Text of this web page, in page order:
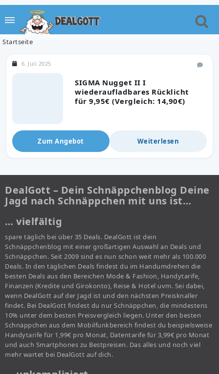
Startseite
SIGMA Nugget II I
wiederaufladbares Rücklicht
für 9,95€ (Vergleich: 14,90€)
6. Juli 2025
Zum Angebot Weiterlesen
DealGott – Dein Schnäppchenblog Deine
Jagd nach Schnäppchen mit uns ist…
… vielfältig
spare täglich bei über 35 Deals. DealGott ist dein
Schnäppchenblog mit einer großartigen Auswahl an Deals und
Schnäppchen. Seit 2009 sind es nun schon weit mehr als 100.000
Deals. In den täglichen Deals findest du im Handumdrehen die
besten Deals aus den Bereichen Mode & Fashion, Handytarife,
Finanzen (Kredite und Girokonto), Reise & Hotel uvm. Sei dabei,
wenn DealGott auf der Jagd ist und den nächsten Preisknaller
findet. Bei DealGott findest du nur Schnäppchen, die mindestens
10% unter dem besten Preisvergleich liegen. Unter den besten
Schnäppchen aus dem Mobilfunkbereich findest du beispielsweise
Handytarife für 1,99€ pro Monat, Datentarife für 3,99€ pro Monat
und auch Smartphones zu Bestpreisen. Das alles und noch viel
mehr wartet bei DealGott auf dich.